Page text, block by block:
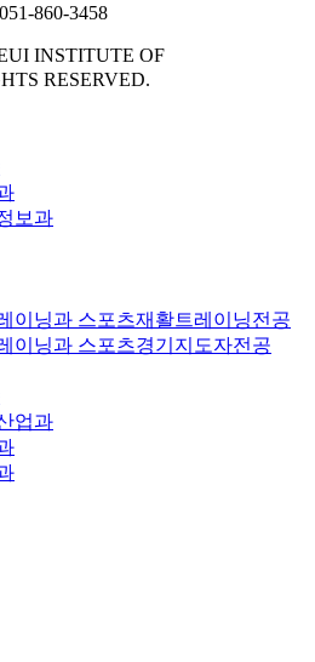
860-3458
INSTITUTE OF
RESERVED.
보과
이닝과 스포츠재활트레이닝전공
이닝과 스포츠경기지도자전공
업과